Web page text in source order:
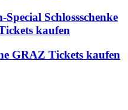
Schlossschenke
kaufen
GRAZ Tickets kaufen